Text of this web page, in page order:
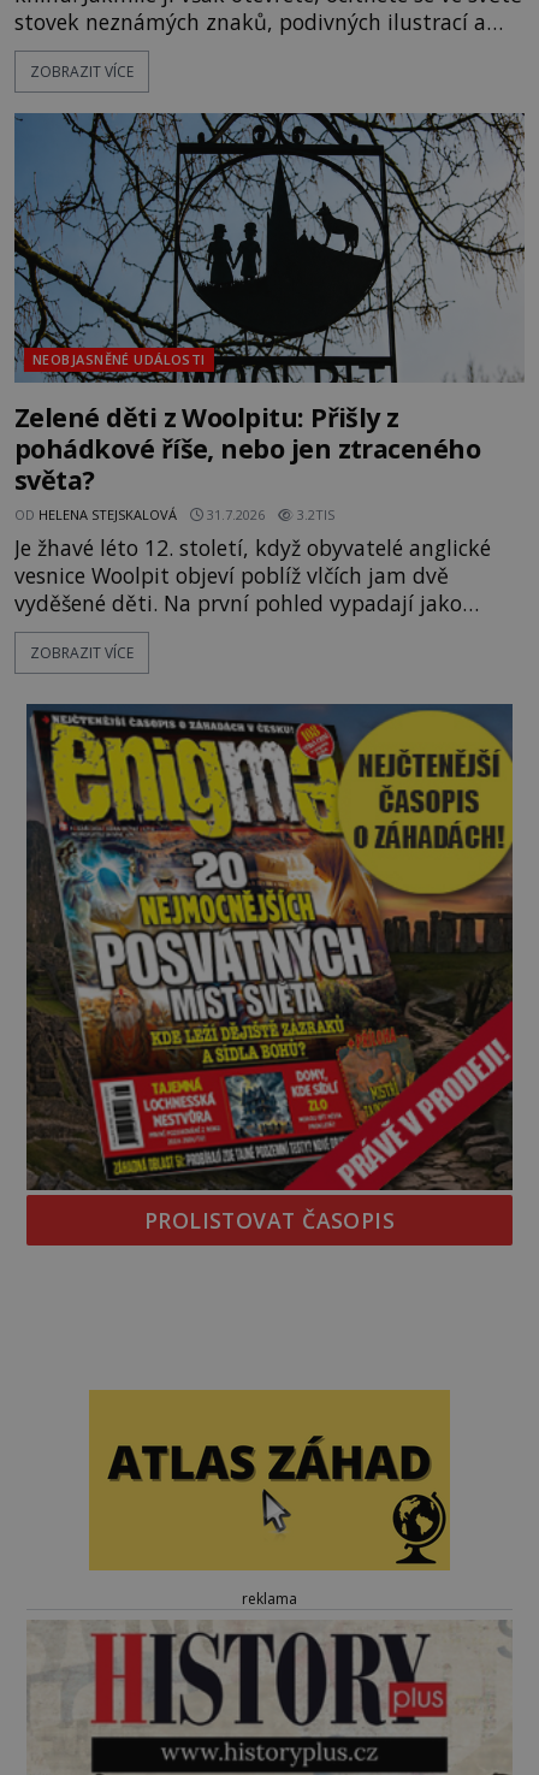
stovek neznámých znaků, podivných ilustrací a
textu, který už téměř dvě století vzdoruje všem
pokusům o rozluštění. Rohoncský kodex patří mezi
jistotou neví, kdo jej napsal, kdy vznikl ani co
vlastně vypráví. Rohoncský kodex se poprvé
objevuje v roce
ZOBRAZIT VÍCE
NEOBJASNĚNÉ UDÁLOSTI
Zelené děti z Woolpitu: Přišly z
pohádkové říše, nebo jen ztraceného
světa?
OD HELENA STEJSKALOVÁ 31.7.2026 3.2TIS
Je žhavé léto 12. století, když obyvatelé anglické
vesnice Woolpit objeví poblíž vlčích jam dvě
vyděšené děti. Na první pohled vypadají jako
každé jiné, až na jednu děsivou výjimku. Jejich
kůže má nazelenalý odstín, mluví
kromě syrových bobů. Příběh se rychle stává
jednou z největších záhad středověké Anglie a ani
po téměř devíti stech letech není
ZOBRAZIT VÍCE
PROLISTOVAT ČASOPIS
reklama